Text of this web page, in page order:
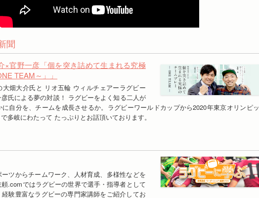
聞
×官野一彦「個を突き詰めて生まれる究極
TEAM～」」
大畑大介氏と リオ五輪 ウィルチェアーラグビー
氏による夢の対談！ ラグビーをよく知る二人が
自分を、チームを成長させるか。ラグビーワールドカップから2020年東京オリンピッ
多岐にわたって たっぷりとお話頂いております。
ツからチームワーク、人材育成、多様性などを
.comではラグビーの世界で選手・指導者として
験豊富なラグビーの専門家講師をご紹介してお